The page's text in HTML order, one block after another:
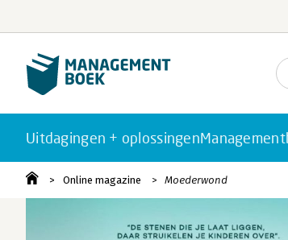
Uitdagingen + oplossingen
Online magazine Moederwond